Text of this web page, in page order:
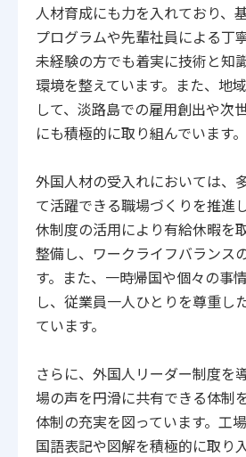
人材育成にも力を入れており、
プログラムや先輩社員による丁
未経験の方でも着実に技術と知
環境を整えています。また、地
して、淡路島での雇用創出や次
にも積極的に取り組んでいます。
外国人材の受入れにおいては、
て活躍できる職場づくりを推進
休制度の活用により有給休暇を
整備し、ワークライフバランス
す。また、一時帰国や個々の事
し、従業員一人ひとりを尊重し
ています。
さらに、外国人リーダー制度を
場の声を円滑に共有できる体制
体制の充実を図っています。工
国語表記や図解を積極的に取り